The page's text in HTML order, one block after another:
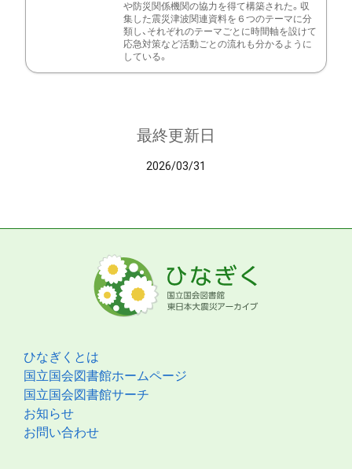
や防災関係機関の協力を得て構築された。収
集した震災津波関連資料を６つのテーマに分
類し、それぞれのテーマごとに時間軸を設けて
応急対策など活動ごとの流れも分かるように
している。
最終更新日
2026/03/31
ひなぎくとは
国立国会図書館ホームページ
国立国会図書館サーチ
お知らせ
お問い合わせ